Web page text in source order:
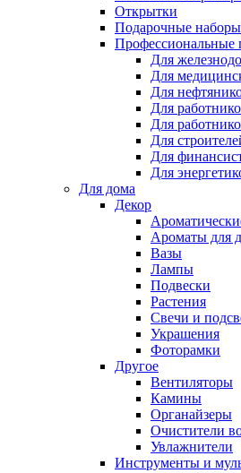
Открытки
Подарочные наборы
Профессиональные
Для
Для
Для
Для
Для
Для
Для
Для
Для дома
Декор
Ароматы для
Вазы
Лампы
Подвески
Растения
Свечи и
Украшения
Фоторамки
Другое
Вентиляторы
Камины
Органайзеры
Очистители
Увлажнители
Инструменты и